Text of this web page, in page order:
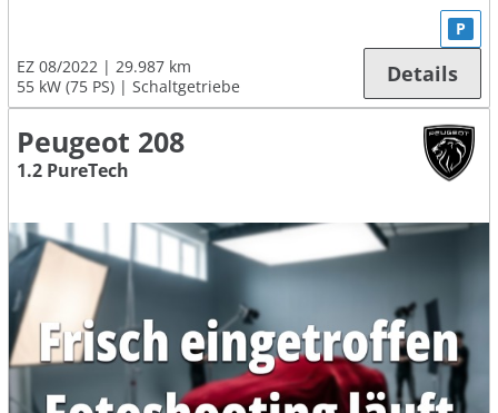
EZ 08/2022
29.987 km
55 kW (75 PS)
Schaltgetriebe
P
Details
Peugeot 208
1.2 PureTech